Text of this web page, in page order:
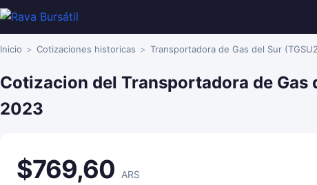
Inicio Cotizaciones historicas Transportadora de Gas del Sur
Cotizacion del Transportadora de Gas
2023
$769,60 ARS